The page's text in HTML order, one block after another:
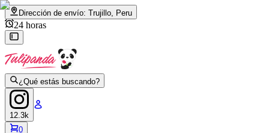
Dirección de envío: Trujillo, Peru
24 horas
¿Qué estás buscando?
12.3k
0